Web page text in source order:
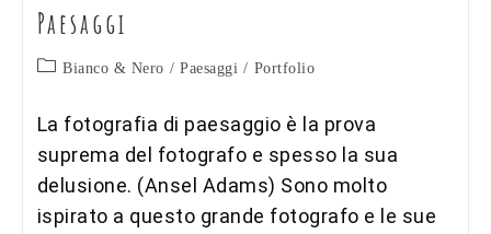
Paesaggi
Categoria
Bianco & Nero / Paesaggi / Portfolio
La fotografia di paesaggio è la prova
suprema del fotografo e spesso la sua
delusione. (Ansel Adams) Sono molto
ispirato a questo grande fotografo e le sue